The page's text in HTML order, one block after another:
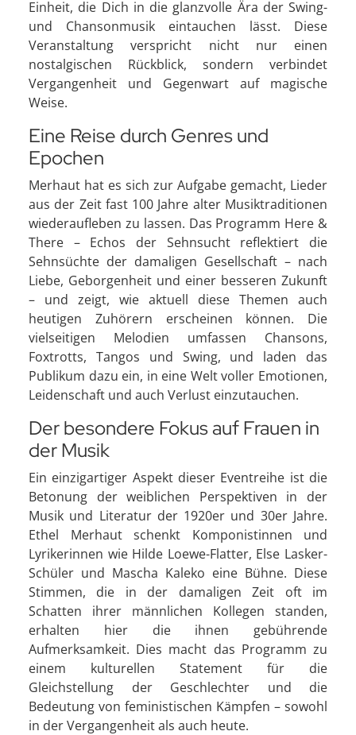
Einheit, die Dich in die glanzvolle Ära der Swing-
und Chansonmusik eintauchen lässt. Diese
Veranstaltung verspricht nicht nur einen
nostalgischen Rückblick, sondern verbindet
Vergangenheit und Gegenwart auf magische
Weise.
Eine Reise durch Genres und
Epochen
Merhaut hat es sich zur Aufgabe gemacht, Lieder
aus der Zeit fast 100 Jahre alter Musiktraditionen
wiederaufleben zu lassen. Das Programm Here &
There – Echos der Sehnsucht reflektiert die
Sehnsüchte der damaligen Gesellschaft – nach
Liebe, Geborgenheit und einer besseren Zukunft
– und zeigt, wie aktuell diese Themen auch
heutigen Zuhörern erscheinen können. Die
vielseitigen Melodien umfassen Chansons,
Foxtrotts, Tangos und Swing, und laden das
Publikum dazu ein, in eine Welt voller Emotionen,
Leidenschaft und auch Verlust einzutauchen.
Der besondere Fokus auf Frauen in
der Musik
Ein einzigartiger Aspekt dieser Eventreihe ist die
Betonung der weiblichen Perspektiven in der
Musik und Literatur der 1920er und 30er Jahre.
Ethel Merhaut schenkt Komponistinnen und
Lyrikerinnen wie Hilde Loewe-Flatter, Else Lasker-
Schüler und Mascha Kaleko eine Bühne. Diese
Stimmen, die in der damaligen Zeit oft im
Schatten ihrer männlichen Kollegen standen,
erhalten hier die ihnen gebührende
Aufmerksamkeit. Dies macht das Programm zu
einem kulturellen Statement für die
Gleichstellung der Geschlechter und die
Bedeutung von feministischen Kämpfen – sowohl
in der Vergangenheit als auch heute.